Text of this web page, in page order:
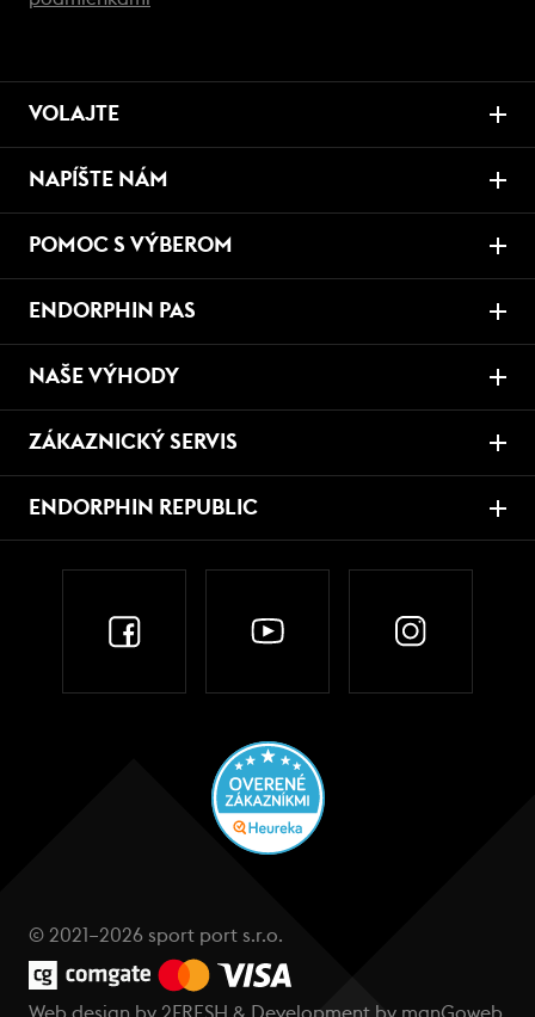
VOLAJTE
NAPÍŠTE NÁM
POMOC S VÝBEROM
ENDORPHIN PAS
NAŠE VÝHODY
ZÁKAZNICKÝ SERVIS
ENDORPHIN REPUBLIC
© 2021–2026 sport port s.r.o.